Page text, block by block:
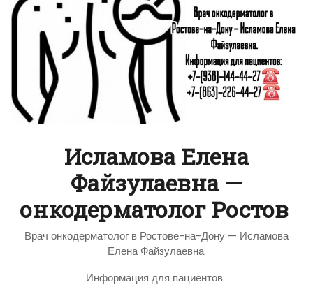
Исламова Елена
Файзулаевна —
онкодерматолог Ростов
Врач онкодерматолог в Ростове-на-Дону — Исламова
Елена Файзулаевна.
Информация для пациентов: